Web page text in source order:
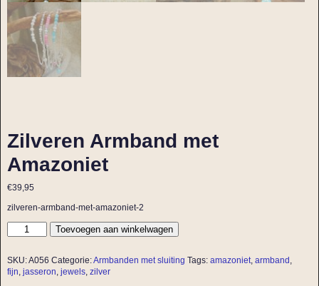
Zilveren Armband met
Amazoniet
€39,95
zilveren-armband-met-amazoniet-2
Toevoegen aan winkelwagen
SKU:A056 Categorie:Armbanden met sluiting Tags: amazoniet, armband
fijn jasseron jewels, zilver